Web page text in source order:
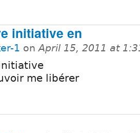
initiative en
1 onApril 15, 2011 at
me libérer